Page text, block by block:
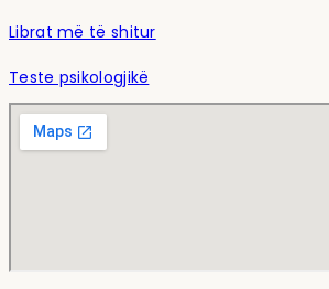
Librat më të shitur
Teste psikologjikë